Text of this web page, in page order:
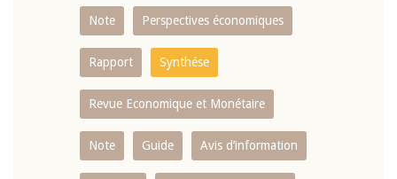
Note Perspectives économiques
Rapport Synthése
Revue Economique et Monétaire
Note Guide Avis d’information